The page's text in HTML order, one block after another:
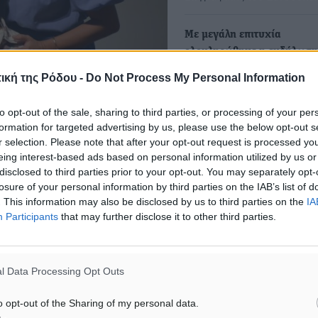
της Ρόδου - Do Not Process My Personal Information
opt-out of the sale, sharing to third parties, or processing of your
for targeted advertising by us, please use the below opt-out
selection. Please note that after your opt-out request is processed
interest-based ads based on personal information utilized by us
to third parties prior to your opt-out. You may separately
of your personal information by third parties on the IAB’s list of
This information may also be disclosed by us to third parties on the
Participants that may further disclose it to other third parties.
Data Processing Opt Outs
opt-out of the Sharing of my personal data.
αποτυπώνεται η
αντίληψη για το πώς
επισκέπτες της από
ότι πέρα από τη
να αποδοθούν
σεβασμός προς τον τόπο
χρόνια του
Με μεγάλη επιτυχία
ολοκληρώθηκε η
Κω
Με μεγάλη επιτυχία
ολοκληρώθηκε η
πραγματοποίησε στις 2 &
Αθρόα συμμετοχή στην
για την εφαρμογή της
Κάρτας Εργασίας στον